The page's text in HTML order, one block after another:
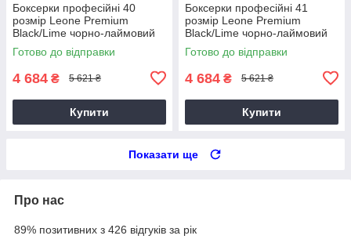
Боксерки професійні 40
розмір Leone Premium
Black/Lime чорно-лаймовий
Готово до відправки
4 684 ₴ 5 621 ₴
Купити
Боксерки професійні 41
розмір Leone Premium
Black/Lime чорно-лаймовий
Готово до відправки
4 684 ₴ 5 621 ₴
Купити
Показати ще
Про нас
89% позитивних з 426 відгуків за рік